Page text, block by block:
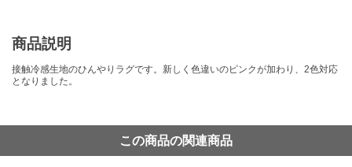
商品説明
接触冷感生地のひんやりラグです。新しく色違いのピンクが加わり、2色対応
となりました。
この商品の関連商品